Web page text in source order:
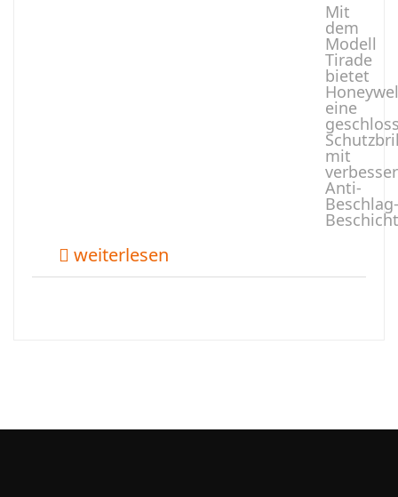
Mit
dem
Modell
Tirade
bietet
eine
mit
Anti-
Beschlag-
weiterlesen